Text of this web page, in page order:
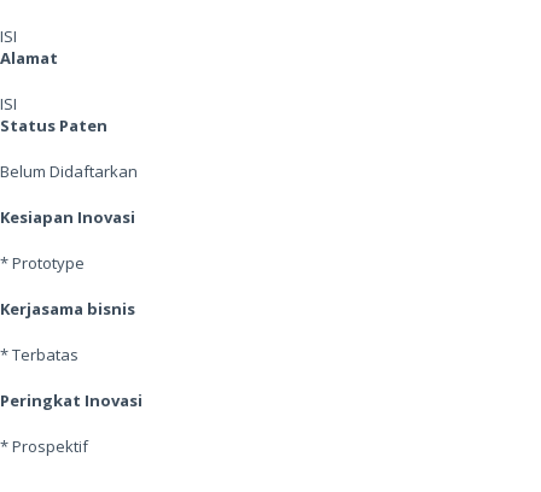
ISI
Alamat
ISI
Status Paten
Belum Didaftarkan
Kesiapan Inovasi
* Prototype
Kerjasama bisnis
* Terbatas
Peringkat Inovasi
* Prospektif